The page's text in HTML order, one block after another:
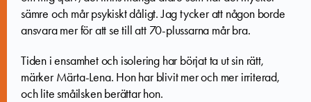
sämre och mår psykiskt dåligt. Jag tycker att någon borde
ansvara mer för att se till att 70-plussarna mår bra.
Tiden i ensamhet och isolering har börjat ta ut sin rätt,
märker Märta-Lena. Hon har blivit mer och mer irriterad,
och lite småilsken berättar hon.